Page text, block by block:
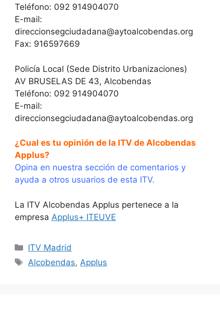
Teléfono: 092 914904070
E-mail:
direccionsegciudadana@aytoalcobendas.org
Fax: 916597669
Policía Local (Sede Distrito Urbanizaciones)
AV BRUSELAS DE 43, Alcobendas
Teléfono: 092 914904070
E-mail:
direccionsegciudadana@aytoalcobendas.org
¿Cual es tu opinión de la ITV de Alcobendas
Applus?
Opina en nuestra sección de comentarios y
ayuda a otros usuarios de esta ITV.
La ITV Alcobendas Applus pertenece a la
empresa Applus+ ITEUVE
Categorías
ITV Madrid
Etiquetas
Alcobendas, Applus